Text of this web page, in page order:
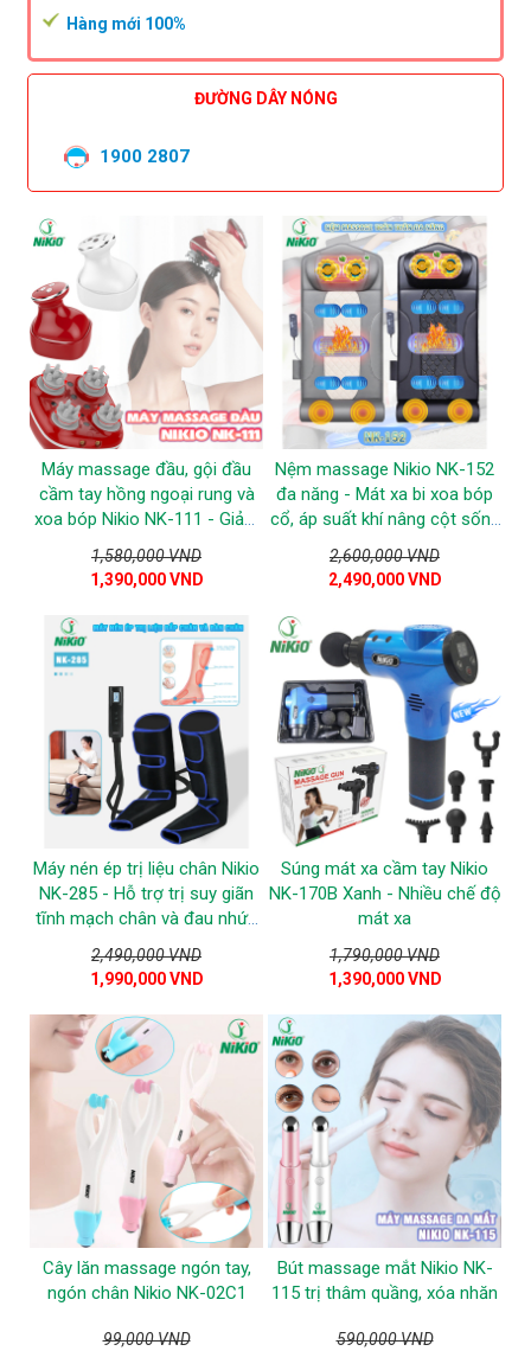
Hàng mới 100%
ĐƯỜNG DÂY NÓNG
1900 2807
Máy massage đầu, gội đầu
cầm tay hồng ngoại rung và
xoa bóp Nikio NK-111 - Giảm
đau nhức đầu
1,580,000 VND
1,390,000 VND
Nệm massage Nikio NK-152
đa năng - Mát xa bi xoa bóp
cổ, áp suất khí nâng cột sống
lưng, rung, nhiệt nóng
2,600,000 VND
2,490,000 VND
Máy nén ép trị liệu chân Nikio
NK-285 - Hỗ trợ trị suy giãn
tĩnh mạch chân và đau nhức
chân - Xanh dương
2,490,000 VND
1,990,000 VND
Súng mát xa cầm tay Nikio
NK-170B Xanh - Nhiều chế độ
mát xa
1,790,000 VND
1,390,000 VND
Cây lăn massage ngón tay,
ngón chân Nikio NK-02C1
99,000 VND
Bút massage mắt Nikio NK-
115 trị thâm quầng, xóa nhăn
590,000 VND